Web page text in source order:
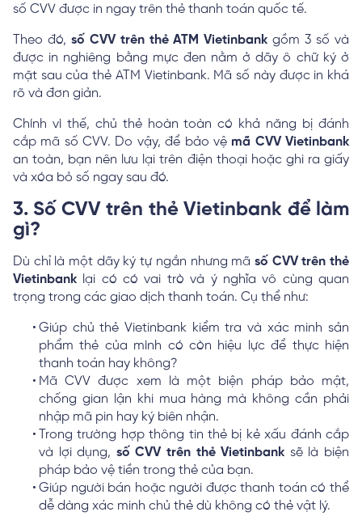
số CVV được in ngay trên thẻ thanh toán quốc tế.
Theo đó, số CVV trên thẻ ATM Vietinbank gồm 3 số và
được in nghiêng bằng mực đen nằm ở dãy ô chữ ký ở
mặt sau của thẻ ATM Vietinbank. Mã số này được in khá
rõ và đơn giản.
Chính vì thế, chủ thẻ hoàn toàn có khả năng bị đánh
cắp mã số CVV. Do vậy, để bảo vệ mã CVV Vietinbank
an toàn, bạn nên lưu lại trên điện thoại hoặc ghi ra giấy
và xóa bỏ số ngay sau đó.
3. Số CVV trên thẻ Vietinbank để làm
gì?
Dù chỉ là một dãy ký tự ngắn nhưng mã số CVV trên thẻ
Vietinbank lại có có vai trò và ý nghĩa vô cùng quan
trọng trong các giao dịch thanh toán. Cụ thể như:
Giúp chủ thẻ Vietinbank kiểm tra và xác minh sản
phẩm thẻ của mình có còn hiệu lực để thực hiện
thanh toán hay không?
Mã CVV được xem là một biện pháp bảo mật,
chống gian lận khi mua hàng mà không cần phải
nhập mã pin hay ký biên nhận.
Trong trường hợp thông tin thẻ bị kẻ xấu đánh cắp
và lợi dụng, số CVV trên thẻ Vietinbank sẽ là biện
pháp bảo vệ tiền trong thẻ của bạn.
Giúp người bán hoặc người được thanh toán có thể
dễ dàng xác minh chủ thẻ dù không có thẻ vật lý.